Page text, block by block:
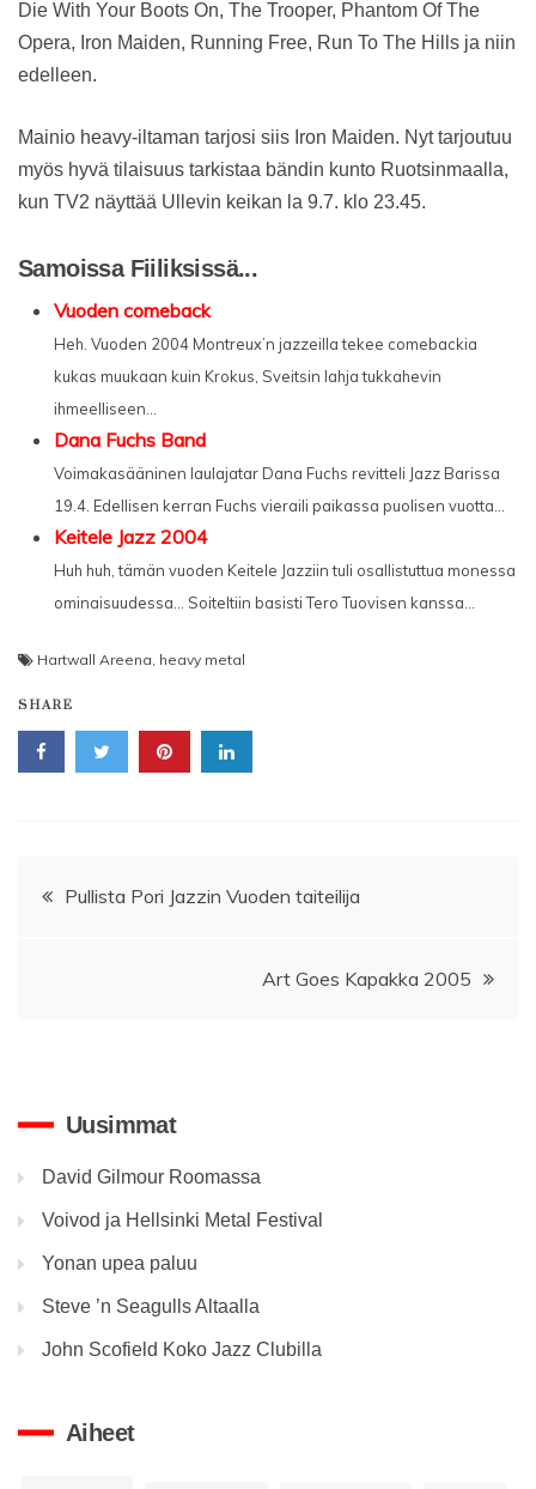
Die With Your Boots On, The Trooper, Phantom Of The
Opera, Iron Maiden, Running Free, Run To The Hills ja niin
edelleen.
Mainio heavy-iltaman tarjosi siis Iron Maiden. Nyt tarjoutuu
myös hyvä tilaisuus tarkistaa bändin kunto Ruotsinmaalla,
kun TV2 näyttää Ullevin keikan la 9.7. klo 23.45.
Samoissa Fiiliksissä...
Vuoden comeback
Heh. Vuoden 2004 Montreux’n jazzeilla tekee comebackia
kukas muukaan kuin Krokus, Sveitsin lahja tukkahevin
ihmeelliseen...
Dana Fuchs Band
Voimakasääninen laulajatar Dana Fuchs revitteli Jazz Barissa
19.4. Edellisen kerran Fuchs vieraili paikassa puolisen vuotta...
Keitele Jazz 2004
Huh huh, tämän vuoden Keitele Jazziin tuli osallistuttua monessa
ominaisuudessa… Soiteltiin basisti Tero Tuovisen kanssa...
Hartwall Areena, heavy metal
SHARE
Artikkelien
Pullista Pori Jazzin Vuoden taiteilija
Art Goes Kapakka 2005
Uusimmat
David Gilmour Roomassa
Voivod ja Hellsinki Metal Festival
Yonan upea paluu
Steve ’n Seagulls Altaalla
John Scofield Koko Jazz Clubilla
Aiheet